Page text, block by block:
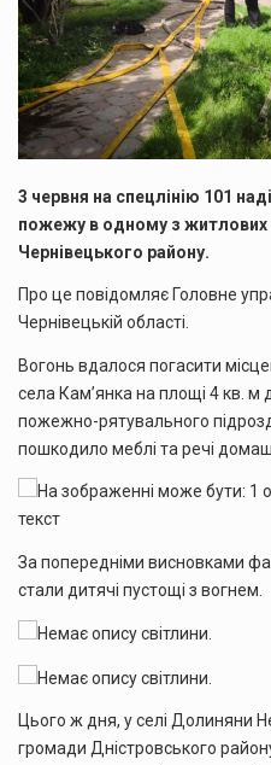
3 червня на спецлінію 101
пожежу в одному з житлових
Чернівецького району.
Про це повідомляє Головне
Чернівецькій області.
Вогонь вдалося погасити
села Кам’янка на площі 4 кв.
пожежно-рятувального
пошкодило меблі та речі
За попередніми висновками
стали дитячі пустощі з вогнем.
Цього ж дня, у селі Долиняни
громади Дністровського